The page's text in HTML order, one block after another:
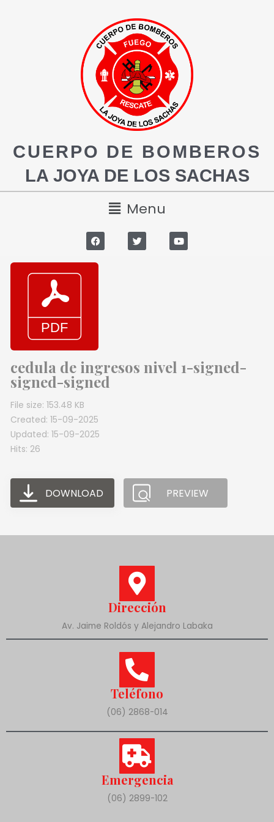
CUERPO DE BOMBEROS
LA JOYA DE LOS SACHAS
Menu
cedula de ingresos nivel 1-signed-
signed-signed
File size: 153.48 KB
Created: 15-09-2025
Updated: 15-09-2025
Hits: 26
DOWNLOAD PREVIEW
Dirección
Av. Jaime Roldós y Alejandro Labaka
Teléfono
(06) 2868-014
Emergencia
(06) 2899-102